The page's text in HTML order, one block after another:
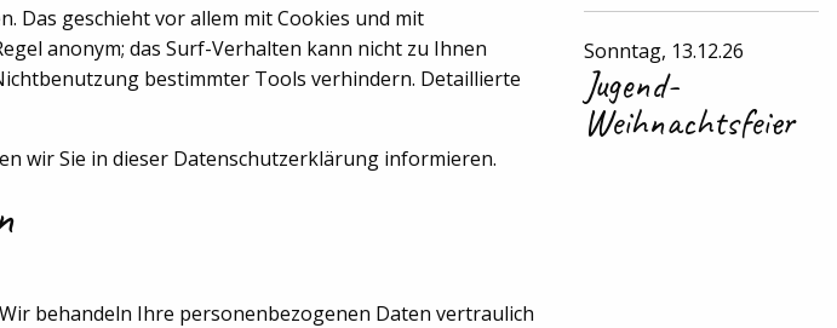
Das geschieht vor allem mit Cookies und mit
anonym; das Surf-Verhalten kann nicht zu Ihnen
bestimmter Tools verhindern. Detaillierte
wir Sie in dieser Datenschutzerklärung informieren.
behandeln Ihre personenbezogenen Daten vertraulich
Sonntag, 13.12.26
Jugend-
Weihnachtsfeier